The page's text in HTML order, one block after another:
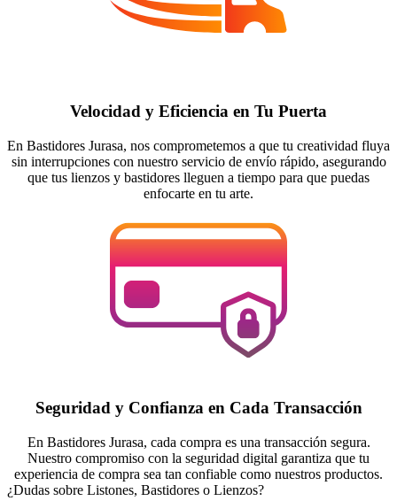
Velocidad y Eficiencia en Tu Puerta
En Bastidores Jurasa, nos comprometemos a que tu creatividad fluya
sin interrupciones con nuestro servicio de envío rápido, asegurando
que tus lienzos y bastidores lleguen a tiempo para que puedas
enfocarte en tu arte.
Seguridad y Confianza en Cada Transacción
En Bastidores Jurasa, cada compra es una transacción segura.
Nuestro compromiso con la seguridad digital garantiza que tu
experiencia de compra sea tan confiable como nuestros productos.
¿Dudas sobre Listones, Bastidores o Lienzos?